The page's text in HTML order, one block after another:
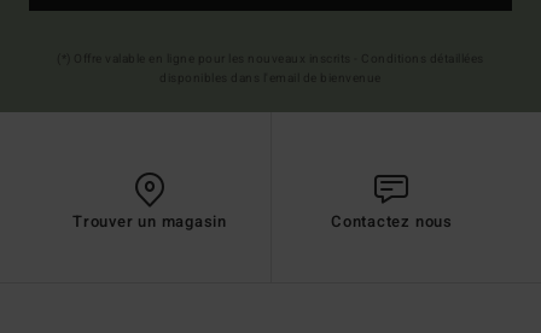
Trouver un magasin Contactez nous